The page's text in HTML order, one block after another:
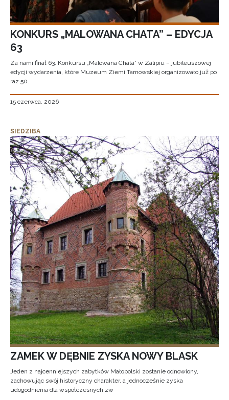
KONKURS „MALOWANA CHATA” – EDYCJA
63
Za nami finał 63. Konkursu „Malowana Chata” w Zalipiu – jubileuszowej
edycji wydarzenia, które Muzeum Ziemi Tarnowskiej organizowało już po
raz 50.
15 czerwca, 2026
SIEDZIBA
ZAMEK W DĘBNIE ZYSKA NOWY BLASK
Jeden z najcenniejszych zabytków Małopolski zostanie odnowiony,
zachowując swój historyczny charakter, a jednocześnie zyska
udogodnienia dla współczesnych zw